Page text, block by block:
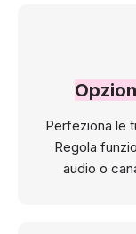
Perfeziona le
Regola
audio o